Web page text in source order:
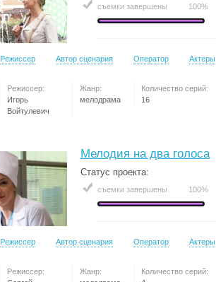
съемки завершены 100%
Режиссер Автор сценария Оператор Актеры
Режиссер:
Игорь
Войтулевич
Жанр:
мелодрама
Количество серий:
16
Мелодия на два голоса
Статус проекта:
съемки завершены 100%
Режиссер Автор сценария Оператор Актеры
Режиссер:
Жанр:
Количество серий: